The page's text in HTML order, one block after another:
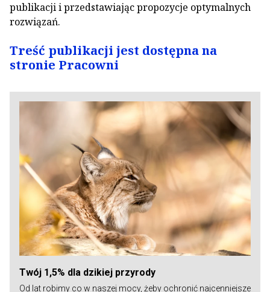
publikacji i przedstawiając propozycje optymalnych
rozwiązań.
Treść publikacji jest dostępna na
stronie Pracowni
Twój 1,5% dla dzikiej przyrody
Od lat robimy co w naszej mocy, żeby ochronić najcenniejsze